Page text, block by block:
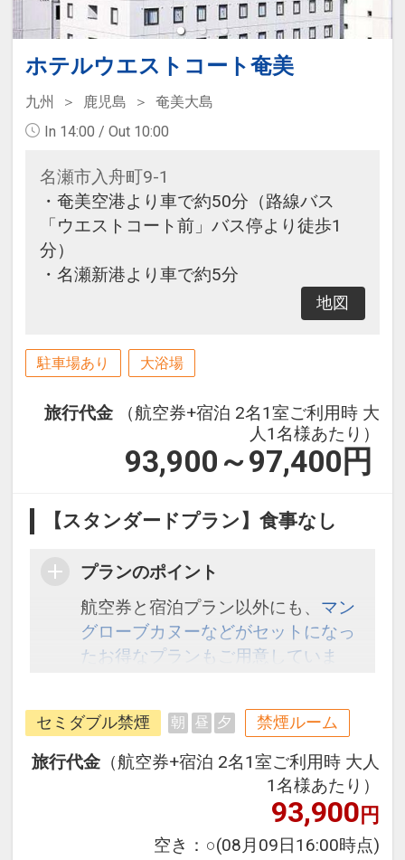
ホテルウエストコート奄美
九州 鹿児島
奄美大島
In 14:00 / Out 10:00
名瀬市入舟町9-1
・奄美空港より車で約50分（路線バス
「ウエストコート前」バス停より徒歩1
分）
・名瀬新港より車で約5分
地図
駐車場あり 大浴場
旅行代金
（航空券+宿泊 2名1室ご利用時 大
人1名様あたり）
93,900～97,400 円
【スタンダードプラン】食事なし
プランのポイント
航空券と宿泊プラン以外にも、 マン
グローブカヌーなどがセットになっ
たお得なプランもご用意していま
セミダブル禁煙 朝 昼 夕 禁煙ルーム
旅行代金 （航空券+宿泊 2名1室ご利用時 大人
1名様あたり）
93,900円
空き： ○(08月09日16:00時点)